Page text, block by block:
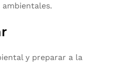
y preparar a la